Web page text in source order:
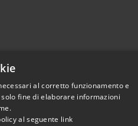
al corretto funzionamento e
fine di elaborare informazioni
al seguente link